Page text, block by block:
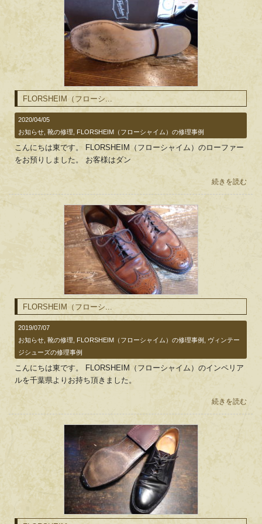
FLORSHEIM（フローシ...
2020/04/05
お知らせ ,靴の修理 FLORSHEIM（フローシャイム）の修理事例
こんにちは東です。 FLORSHEIM（フローシャイム）のローファー
をお預りしました。 お客様はダン
続きを読む
FLORSHEIM（フローシ...
2019/07/07
お知らせ ,靴の修理 FLORSHEIM（フローシャイム）の修理事例
ヴィンテー
ジシューズの修理事例
こんにちは東です。 FLORSHEIM（フローシャイム）のインペリア
ルを千葉県よりお持ち頂きました。
続きを読む